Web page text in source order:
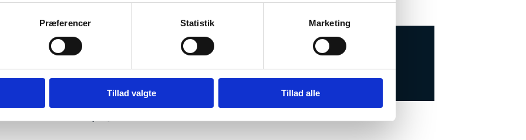
Præferencer Statistik Marketing
Tillad valgte Tillad alle
mere om ansættelsesbevis
PAV kapitel 15.3.3.